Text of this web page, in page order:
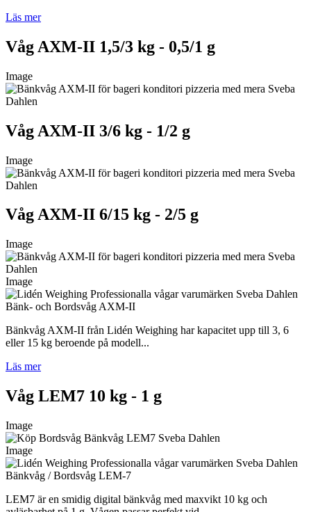
Läs mer
Våg AXM-II 1,5/3 kg - 0,5/1 g
Image
Våg AXM-II 3/6 kg - 1/2 g
Image
Våg AXM-II 6/15 kg - 2/5 g
Image
Image
Bänk- och Bordsvåg AXM-II
Bänkvåg AXM-II från Lidén Weighing har kapacitet upp till 3, 6
eller 15 kg beroende på modell...
Läs mer
Våg LEM7 10 kg - 1 g
Image
Image
Bänkvåg / Bordsvåg LEM-7
LEM7 är en smidig digital bänkvåg med maxvikt 10 kg och